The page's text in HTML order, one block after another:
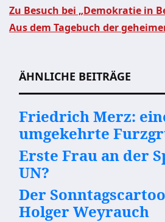
Zu Besuch bei „Demokratie in
Aus dem Tagebuch der
ÄHNLICHE BEITRÄGE
Friedrich Merz:
umgekehrte
Erste Frau an der
UN?
Der
Holger Weyrauch